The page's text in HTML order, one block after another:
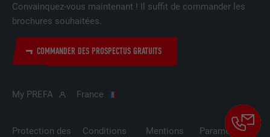
Convainquez-vous maintenant ! Il suffit de commander les
brochures souhaitées.
COMMANDER DES PROSPECTUS GRATUITS
My PREFA France
Protection des Conditions Mentions Paramètres
Est utilisé par Facebook pour afficher
une série de produits publicitaires, par
exemple des offres en temps réel
d'annonceurs tiers.
NOM